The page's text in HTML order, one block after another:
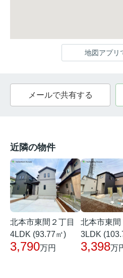
地図アプリ
メールで共有する
近隣の物件
北本市東間２丁目
4LDK (93.77㎡)
3,790万円
北本市東間
3LDK
3,398万